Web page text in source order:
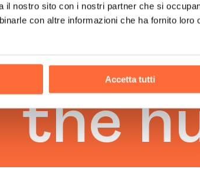
il nostro sito con i nostri partner che si
con altre informazioni che ha fornito loro
Accetta tutti